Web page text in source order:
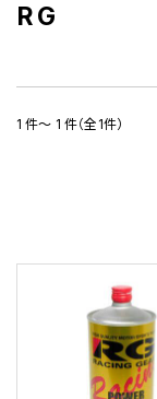
RG
1 件～ 1 件（全1件）